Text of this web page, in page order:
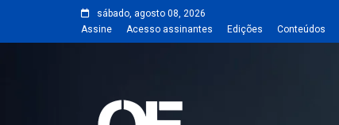
sábado, agosto 08, 2026
Assine
Acesso assinantes Edições Conteúdos